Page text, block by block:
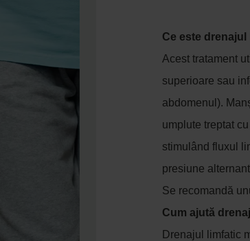
Ce este
Acest tratament
superioare sau
abdomenul).
umplute treptat
stimulând fluxul
presiune
Se recomandă
Cum ajută
Drenajul limfatic